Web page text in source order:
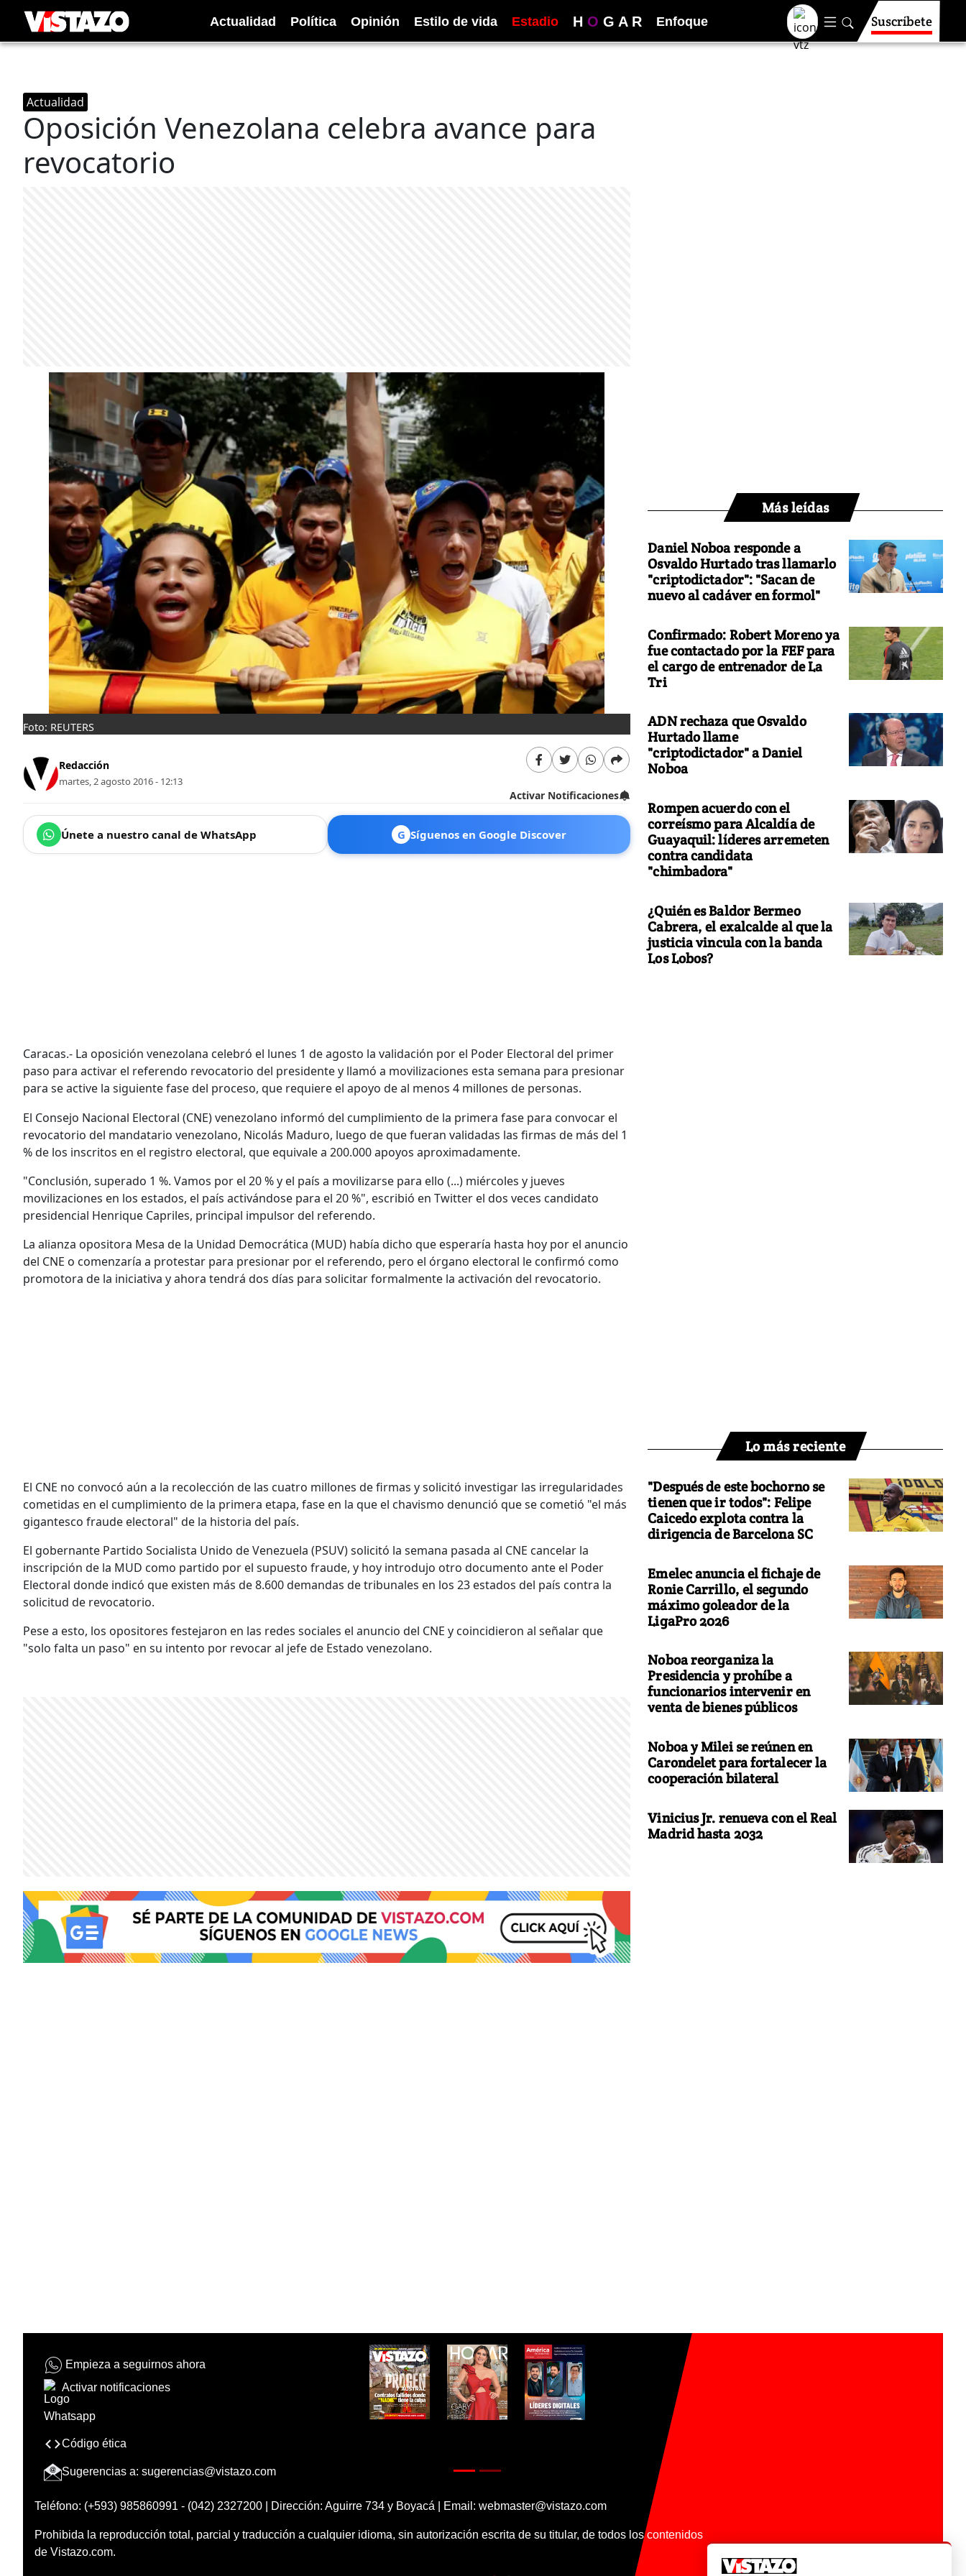
Actualidad Política Opinión Estilo de vida Estadio H O G A R Enfoque Suscríbete
Actualidad
Oposición Venezolana celebra avance para
revocatorio
Foto: REUTERS
Redacción
martes, 2 agosto 2016 - 12:13
Activar Notificaciones
Únete a nuestro canal de WhatsApp G Síguenos en Google Discover
Caracas.- La oposición venezolana celebró el lunes 1 de agosto la validación por el Poder Electoral del primer
paso para activar el referendo revocatorio del presidente y llamó a movilizaciones esta semana para presionar
para se active la siguiente fase del proceso, que requiere el apoyo de al menos 4 millones de personas.
El Consejo Nacional Electoral (CNE) venezolano informó del cumplimiento de la primera fase para convocar el
revocatorio del mandatario venezolano, Nicolás Maduro, luego de que fueran validadas las firmas de más del 1
% de los inscritos en el registro electoral, que equivale a 200.000 apoyos aproximadamente.
"Conclusión, superado 1 %. Vamos por el 20 % y el país a movilizarse para ello (...) miércoles y jueves
movilizaciones en los estados, el país activándose para el 20 %", escribió en Twitter el dos veces candidato
presidencial Henrique Capriles, principal impulsor del referendo.
La alianza opositora Mesa de la Unidad Democrática (MUD) había dicho que esperaría hasta hoy por el anuncio
del CNE o comenzaría a protestar para presionar por el referendo, pero el órgano electoral le confirmó como
promotora de la iniciativa y ahora tendrá dos días para solicitar formalmente la activación del revocatorio.
El CNE no convocó aún a la recolección de las cuatro millones de firmas y solicitó investigar las irregularidades
cometidas en el cumplimiento de la primera etapa, fase en la que el chavismo denunció que se cometió "el más
gigantesco fraude electoral" de la historia del país.
El gobernante Partido Socialista Unido de Venezuela (PSUV) solicitó la semana pasada al CNE cancelar la
inscripción de la MUD como partido por el supuesto fraude, y hoy introdujo otro documento ante el Poder
Electoral donde indicó que existen más de 8.600 demandas de tribunales en los 23 estados del país contra la
solicitud de revocatorio.
Pese a esto, los opositores festejaron en las redes sociales el anuncio del CNE y coincidieron al señalar que
"solo falta un paso" en su intento por revocar al jefe de Estado venezolano.
Más leídas
Daniel Noboa responde a
Osvaldo Hurtado tras llamarlo
"criptodictador": "Sacan de
nuevo al cadáver en formol"
Confirmado: Robert Moreno ya
fue contactado por la FEF para
el cargo de entrenador de La
Tri
ADN rechaza que Osvaldo
Hurtado llame
"criptodictador" a Daniel
Noboa
Rompen acuerdo con el
correísmo para Alcaldía de
Guayaquil: líderes arremeten
contra candidata
"chimbadora"
¿Quién es Baldor Bermeo
Cabrera, el exalcalde al que la
justicia vincula con la banda
Los Lobos?
Lo más reciente
"Después de este bochorno se
tienen que ir todos": Felipe
Caicedo explota contra la
dirigencia de Barcelona SC
Emelec anuncia el fichaje de
Ronie Carrillo, el segundo
máximo goleador de la
LigaPro 2026
Noboa reorganiza la
Presidencia y prohíbe a
funcionarios intervenir en
venta de bienes públicos
Noboa y Milei se reúnen en
Carondelet para fortalecer la
cooperación bilateral
Vinicius Jr. renueva con el Real
Madrid hasta 2032
Empieza a seguirnos ahora
Activar notificaciones
Código ética
Sugerencias a: sugerencias@vistazo.com
Teléfono: (+593) 985860991 - (042) 2327200 | Dirección: Aguirre 734 y Boyacá | Email: webmaster@vistazo.com
Prohibida la reproducción total, parcial y traducción a cualquier idioma, sin autorización escrita de su titular, de todos los contenidos
de Vistazo.com.